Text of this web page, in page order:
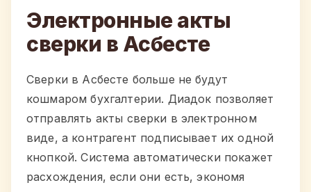
Электронные акты
сверки в Асбесте
Сверки в Асбесте больше не будут
кошмаром бухгалтерии. Диадок позволяет
отправлять акты сверки в электронном
виде, а контрагент подписывает их одной
кнопкой. Система автоматически покажет
расхождения, если они есть, экономя